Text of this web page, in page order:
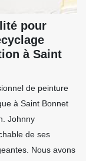
pour
à Saint
de peinture
à Saint Bonnet
Johnny
de ses
Nous avons